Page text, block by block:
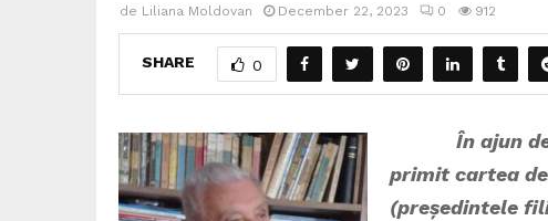
de Liliana Moldovan December 22, 2023 0 912
SHARE 0
În ajun de
primit cartea
(președintele